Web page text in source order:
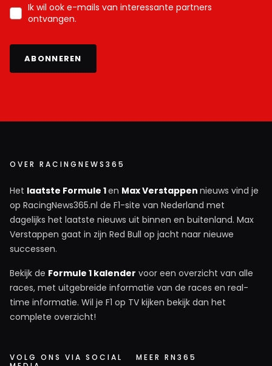
Ik wil ook e-mails van interessante partners
ontvangen.
ABONNEREN
OVER RACINGNEWS365
Het laatste Formule 1en Max Verstappen nieuws vind je
op RacingNews365.nl de F1-site van Nederland met
dagelijks het laatste nieuws uit binnen en buitenland. Max
Verstappen gaat in zijn Red Bull op jacht naar nieuwe
successen.
Bekijk de Formule 1 kalender voor een overzicht van alle
races, met uitgebreide informatie van de races en real-
time informatie. Wil je F1 op TV kijken bekijk dan het
complete overzicht!
VOLG ONS VIA SOCIAL
MEER RN365